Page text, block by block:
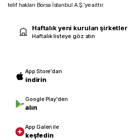
telif hakları Borsa İstanbul A.Ş.’ye aittir.
Haftalık yeni kurulan şirketler
Haftalık listeye göz atın
App Store'dan
indirin
Google Play'den
alın
App Galeri ile
keşfedin